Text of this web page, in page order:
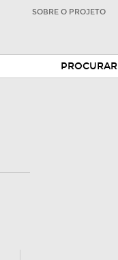
SOBRE O PROJETO
PROCURAR